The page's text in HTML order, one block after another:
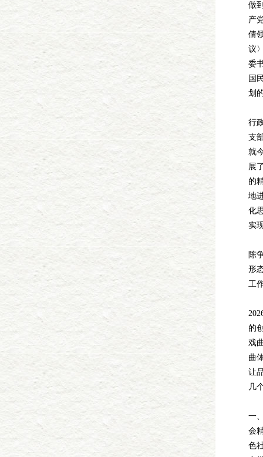
做
产
倩
议
委
国
划
行
支
就
展
的
地
化
实
陈
形
工
的
戏
曲
让
几
一
会
色